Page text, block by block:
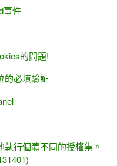
事件
的問題!
的必填驗証
行個體不同的授權集。